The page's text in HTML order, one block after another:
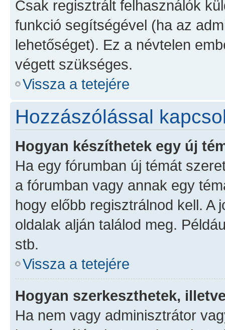
Csak regisztrált felhasználók
funkció segítségével (ha az
lehetőséget). Ez a névtelen
végett szükséges.
Vissza a tetejére
Hozzászólással
Hogyan készíthetek egy új
Ha egy fórumban új témát
a fórumban vagy annak egy
hogy előbb regisztrálnod kell. A
oldalak alján találod meg.
stb.
Vissza a tetejére
Hogyan szerkeszthetek,
Ha nem vagy adminisztrátor